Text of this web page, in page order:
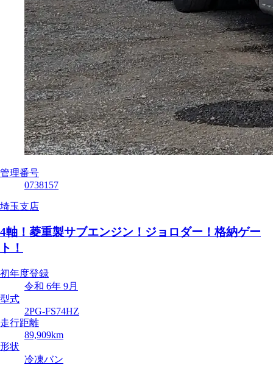
管理番号
0738157
埼玉支店
4軸！菱重製サブエンジン！ジョロダー！格納ゲー
ト！
初年度登録
令和 6年 9月
型式
2PG-FS74HZ
走行距離
89,909km
形状
冷凍バン